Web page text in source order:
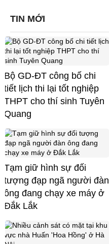
TIN MỚI
Bộ GD-ĐT công bố chi
tiết lịch thi lại tốt nghiệp
THPT cho thí sinh Tuyên
Quang
Tạm giữ hình sự đối
tượng đạp ngã người đàn
ông đang chạy xe máy ở
Đắk Lắk